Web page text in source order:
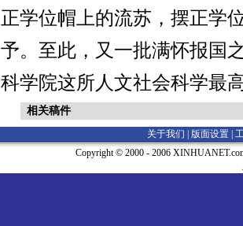
正学位帽上的流苏，摆正学
予。至此，又一批满怀报国
科学院这所人文社会科学最
相关稿件
关于我们 | 版面设置
Copyright © 2000 - 2006